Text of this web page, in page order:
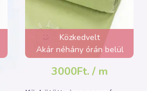
Közkedvelt
Akár néhány órán belül
elfogyhat!
3000Ft. / m